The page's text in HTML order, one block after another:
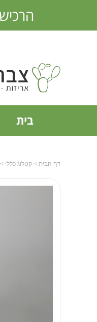
הרכישה
בית
דף הבית > קטלוג כללי >